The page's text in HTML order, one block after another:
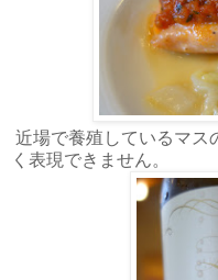
近場で養殖しているマス
く表現できません。